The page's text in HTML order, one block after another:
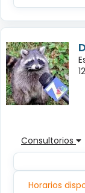
Consultorios
Horarios